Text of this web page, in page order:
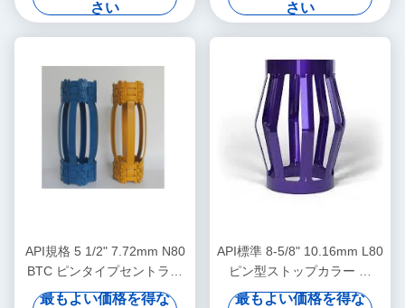
さい
ザーの移動制限用）
さい
API規格 5 1/2" 7.72mm N80
BTC ピンタイプセントララ
イザー（石油・ガス掘削にお
最もよい価格を得な
API標準 8-5/8" 10.16mm L80
ピン型ストップカラー 石
油・ガス事業におけるキャッ
最もよい価格を得な